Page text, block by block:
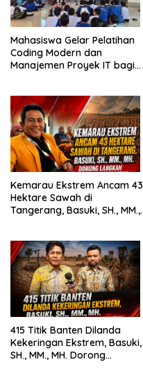
Mahasiswa Gelar Pelatihan
Coding Modern dan
Manajemen Proyek IT bagi
Kemarau Ekstrem Ancam 43
Hektare Sawah di
Tangerang, Basuki, SH., MM.,
415 Titik Banten Dilanda
Kekeringan Ekstrem, Basuki,
SH., MM., MH. Dorong